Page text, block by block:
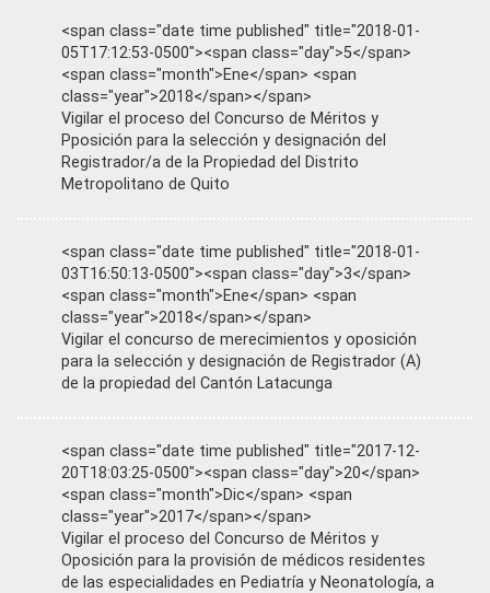
<span class="date time published" title="2018-01-
05T17:12:53-0500"><span class="day">5</span>
<span class="month">Ene</span> <span
class="year">2018</span></span>
Vigilar el proceso del Concurso de Méritos y
Pposición para la selección y designación del
Registrador/a de la Propiedad del Distrito
Metropolitano de Quito
<span class="date time published" title="2018-01-
03T16:50:13-0500"><span class="day">3</span>
<span class="month">Ene</span> <span
class="year">2018</span></span>
Vigilar el concurso de merecimientos y oposición
para la selección y designación de Registrador (A)
de la propiedad del Cantón Latacunga
<span class="date time published" title="2017-12-
20T18:03:25-0500"><span class="day">20</span>
<span class="month">Dic</span> <span
class="year">2017</span></span>
Vigilar el proceso del Concurso de Méritos y
Oposición para la provisión de médicos residentes
de las especialidades en Pediatría y Neonatología, a